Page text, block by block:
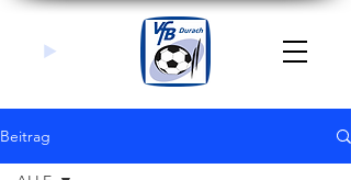
Beitrag